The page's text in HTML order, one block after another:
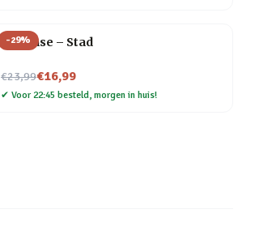
-29%
Flip Vase – Stad
€23,99
Nu voor€16,99
✔ Voor 22:45 besteld, morgen in huis!